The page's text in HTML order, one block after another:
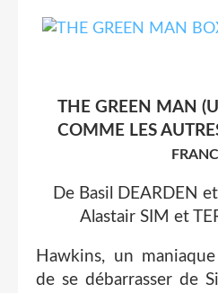
THE GREEN MAN
COMME LES
De Basil DEARDEN
Alastair SIM et
Hawkins, un
de se débarrasser de